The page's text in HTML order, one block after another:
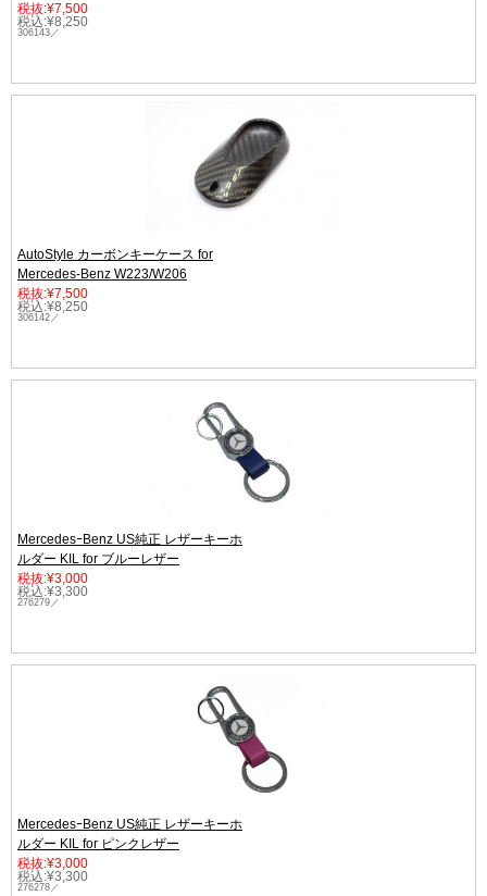
税抜:¥7,500
税込:¥8,250
306143／
AutoStyle カーボンキーケース for
Mercedes-Benz W223/W206
税抜:¥7,500
税込:¥8,250
306142／
MercedesｰBenz US純正 レザーキーホ
ルダー KIL for ブルーレザー
税抜:¥3,000
税込:¥3,300
276279／
MercedesｰBenz US純正 レザーキーホ
ルダー KIL for ピンクレザー
税抜:¥3,000
税込:¥3,300
276278／